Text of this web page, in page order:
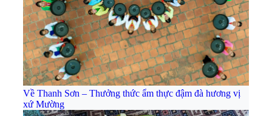
Về Thanh Sơn – Thưởng thức ẩm thực đậm đà hương vị
xứ Mường